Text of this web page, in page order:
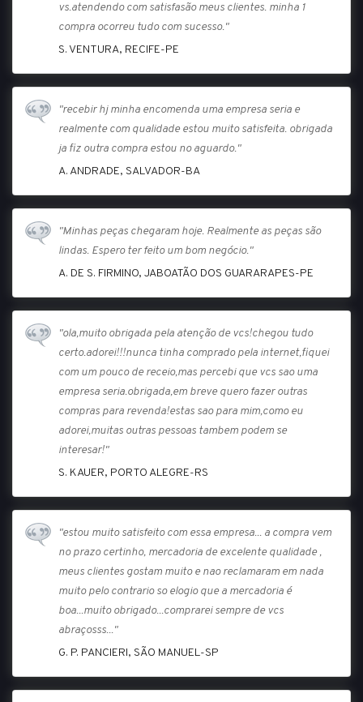
vs.atendendo com satisfasão meus clientes. minha 1
compra ocorreu tudo com sucesso."
S. VENTURA, RECIFE-PE
"recebir hj minha encomenda uma empresa seria e
realmente com qualidade estou muito satisfeita. obrigada
ja fiz outra compra estou no aguardo."
A. ANDRADE, SALVADOR-BA
"Minhas peças chegaram hoje. Realmente as peças são
lindas. Espero ter feito um bom negócio."
A. DE S. FIRMINO, JABOATÃO DOS GUARARAPES-PE
"ola,muito obrigada pela atenção de vcs!chegou tudo
certo.adorei!!!nunca tinha comprado pela internet,fiquei
com um pouco de receio,mas percebi que vcs sao uma
empresa seria.obrigada,em breve quero fazer outras
compras para revenda!estas sao para mim,como eu
adorei,muitas outras pessoas tambem podem se
interesar!"
S. KAUER, PORTO ALEGRE-RS
"estou muito satisfeito com essa empresa... a compra vem
no prazo certinho, mercadoria de excelente qualidade ,
meus clientes gostam muito e nao reclamaram em nada
muito pelo contrario so elogio que a mercadoria é
boa...muito obrigado...comprarei sempre de vcs
abraçosss..."
G. P. PANCIERI, SÃO MANUEL-SP